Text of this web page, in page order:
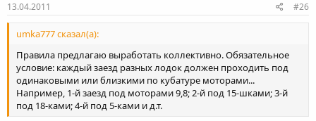
13.04.2011 #26
umka777 сказал(а):
Правила предлагаю выработать коллективно. Обязательное
условие: каждый заезд разных лодок должен проходить под
одинаковыми или близкими по кубатуре моторами...
Например, 1-й заезд под моторами 9,8; 2-й под 15-шками; 3-й
под 18-ками; 4-й под 5-ками и д.т.